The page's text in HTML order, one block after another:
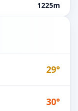
1225m
29°
30°